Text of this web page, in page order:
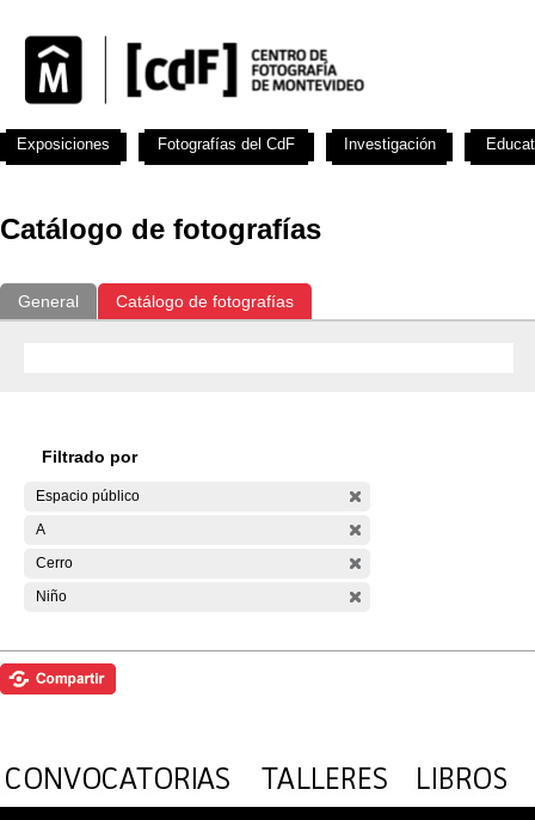
Catálogo de fotografías
General Catálogo de fotografías
Filtrado por
Espacio público
A
Cerro
Niño
Exposiciones Fotografías del CdF Investigación